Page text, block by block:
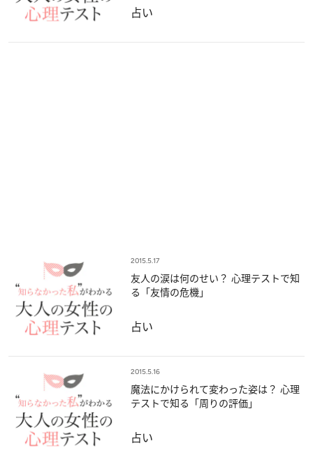
占い
2015.5.17
友人の涙は何のせい？ 心理テストで知
る「友情の危機」
占い
2015.5.16
魔法にかけられて変わった姿は？ 心理
テストで知る「周りの評価」
占い